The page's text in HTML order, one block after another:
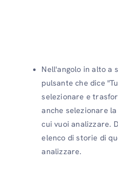
Nell'angolo in alto a
pulsante che dice
selezionare e
anche selezionare
cui vuoi analizzare.
elenco di storie di
analizzare.